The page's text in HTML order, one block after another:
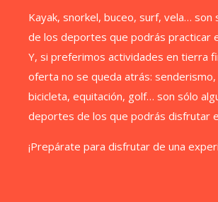
Kayak, snorkel, buceo, surf, vela… son
de los deportes que podrás practicar
Y, si preferimos actividades en tierra
oferta no se queda atrás:
bicicleta, equitación, golf… son sólo
deportes de los que podrás disfrutar
¡Prepárate para disfrutar de una